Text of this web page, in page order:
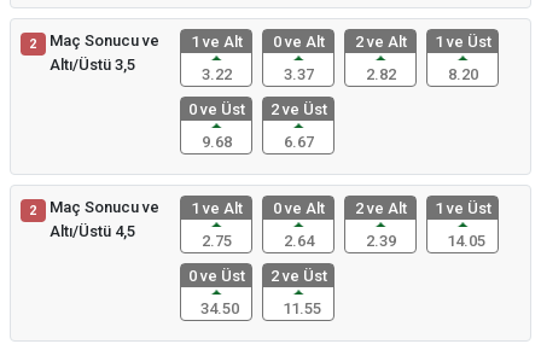
2
Maç Sonucu ve
Altı/Üstü 3,5
1 ve Alt
3.22
0 ve Alt
3.37
2 ve Alt
2.82
1 ve Üst
8.20
0 ve Üst
9.68
2 ve Üst
6.67
2
Maç Sonucu ve
Altı/Üstü 4,5
1 ve Alt
2.75
0 ve Alt
2.64
2 ve Alt
2.39
1 ve Üst
14.05
0 ve Üst
34.50
2 ve Üst
11.55